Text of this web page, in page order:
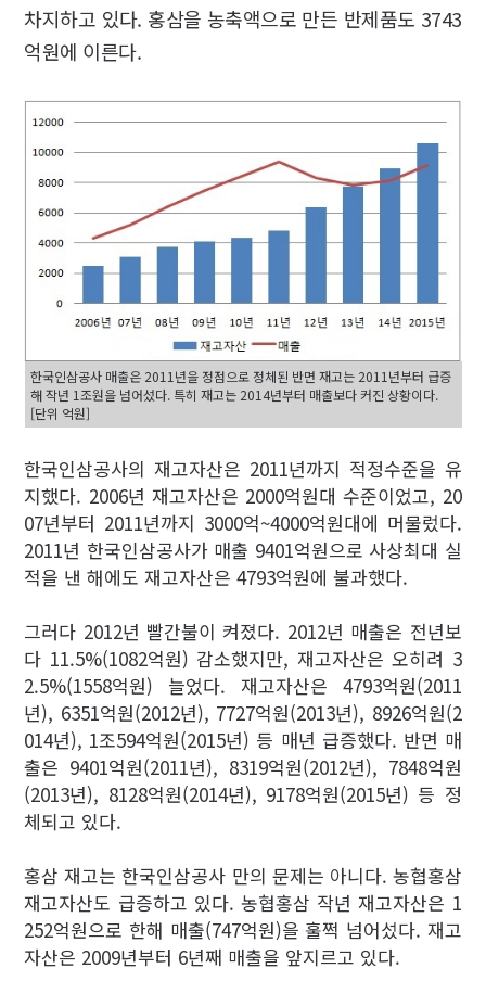
차지하고 있다. 홍삼을 농축액으로 만든 반제품도 3743
억원에 이른다.
한국인삼공사 매출은 2011년을 정점으로 정체된 반면 재고는 2011년부터 급증
해 작년 1조원을 넘어섰다. 특히 재고는 2014년부터 매출보다 커진 상황이다.
[단위 억원]
한국인삼공사의 재고자산은 2011년까지 적정수준을 유
지했다. 2006년 재고자산은 2000억원대 수준이었고, 20
07년부터 2011년까지 3000억~4000억원대에 머물렀다.
2011년 한국인삼공사가 매출 9401억원으로 사상최대 실
적을 낸 해에도 재고자산은 4793억원에 불과했다.
그러다 2012년 빨간불이 켜졌다. 2012년 매출은 전년보
다 11.5%(1082억원) 감소했지만, 재고자산은 오히려 3
2.5%(1558억원) 늘었다. 재고자산은 4793억원(2011
년), 6351억원(2012년), 7727억원(2013년), 8926억원(2
014년), 1조594억원(2015년) 등 매년 급증했다. 반면 매
출은 9401억원(2011년), 8319억원(2012년), 7848억원
(2013년), 8128억원(2014년), 9178억원(2015년) 등 정
체되고 있다.
홍삼 재고는 한국인삼공사 만의 문제는 아니다. 농협홍삼
재고자산도 급증하고 있다. 농협홍삼 작년 재고자산은 1
252억원으로 한해 매출(747억원)을 훌쩍 넘어섰다. 재고
자산은 2009년부터 6년째 매출을 앞지르고 있다.